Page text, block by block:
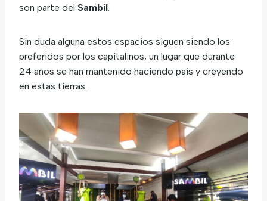
son parte del Sambil
Sin duda alguna estos espacios siguen siendo los
preferidos por los capitalinos, un lugar que durante
24 años se han mantenido haciendo país y creyendo
en estas tierras.